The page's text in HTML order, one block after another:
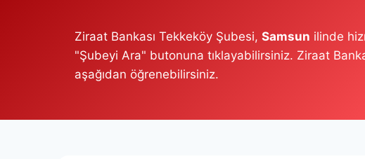
Ziraat Bankası Tekkeköy Şubesi, Samsun ilinde
"Şubeyi Ara" butonuna tıklayabilirsiniz. Ziraat
aşağıdan öğrenebilirsiniz.